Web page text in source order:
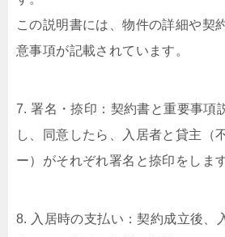
この説明書には、物件の詳細や契
意事項が記載されています。
7. 署名・捺印：契約書と重要事項
し、同意したら、入居者と貸主（
ー）がそれぞれ署名と捺印をします
8. 入居時の支払い：契約成立後、